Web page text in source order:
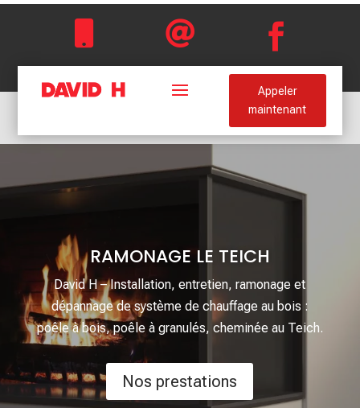
 
Appeler
maintenant
RAMONAGE LE TEICH
David H – Installation, entretien, ramonage et
dépannage de système de chauffage au bois :
poêle à bois, poêle à granulés, cheminée au Teich.
Nos prestations